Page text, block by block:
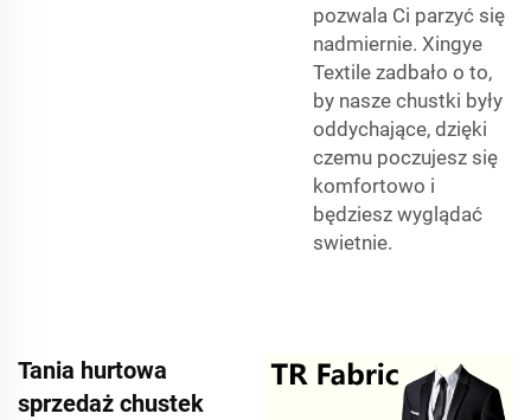
pozwala Ci parzyć się
nadmiernie. Xingye
Textile zadbało o to,
by nasze chustki były
oddychające, dzięki
czemu poczujesz się
komfortowo i
będziesz wyglądać
swietnie.
Tania hurtowa
sprzedaż chustek